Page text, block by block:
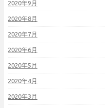
2020年9月
2020年8月
2020年7月
2020年6月
2020年5月
2020年4月
2020年3月